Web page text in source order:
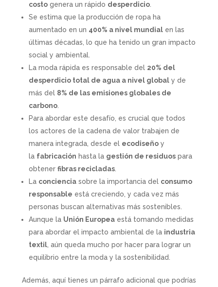
costogenera un rápido desperdicio.
Se estima que la producción de ropa ha
aumentado en un 400% a nivel mundialen las
últimas décadas, lo que ha tenido un gran impacto
social y ambiental.
La moda rápida es responsable del 20% del
desperdicio total de agua a nivel globaly de
más del 8% de las emisiones globales de
carbono.
Para abordar este desafío, es crucial que todos
los actores de la cadena de valor trabajen de
manera integrada, desde el ecodiseñoy
la fabricación hasta la gestión de residuospara
obtener fibras recicladas.
La concienciasobre la importancia del consumo
responsable está creciendo, y cada vez más
personas buscan alternativas más sostenibles.
Aunque la Unión Europeaestá tomando medidas
para abordar el impacto ambiental de la industria
textil, aún queda mucho por hacer para lograr un
equilibrio entre la moda y la sostenibilidad.
Además, aquí tienes un párrafo adicional que podrías